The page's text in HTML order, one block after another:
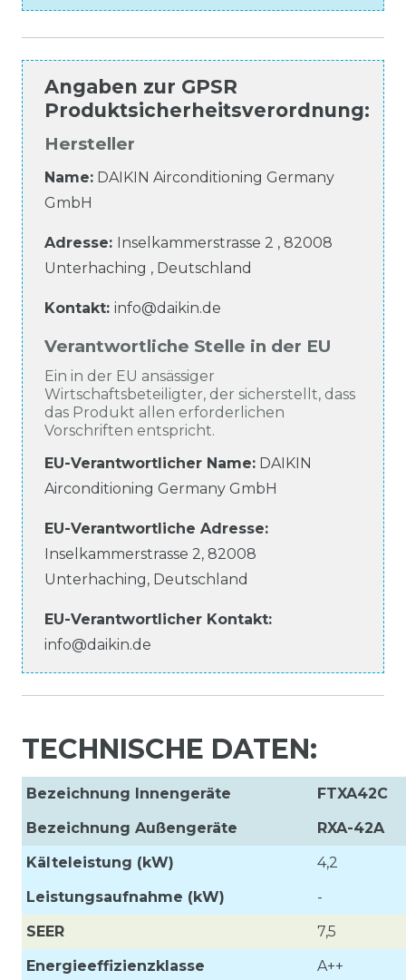
Angaben zur GPSR
Produktsicherheitsverordnung:
Hersteller
Name: DAIKIN Airconditioning Germany
GmbH
Adresse: Inselkammerstrasse 2 , 82008
Unterhaching , Deutschland
Kontakt: info@daikin.de
Verantwortliche Stelle in der EU
Ein in der EU ansässiger
Wirtschaftsbeteiligter, der sicherstellt, dass
das Produkt allen erforderlichen
Vorschriften entspricht.
EU-Verantwortlicher Name: DAIKIN
Airconditioning Germany GmbH
EU-Verantwortliche Adresse:
Inselkammerstrasse 2, 82008
Unterhaching, Deutschland
EU-Verantwortlicher Kontakt:
info@daikin.de
TECHNISCHE DATEN:
Bezeichnung Innengeräte
FTXA42C
Bezeichnung Außengeräte
RXA-42A
Kälteleistung (kW)
4,2
Leistungsaufnahme (kW)
-
SEER
7,5
Energieeffizienzklasse
A++